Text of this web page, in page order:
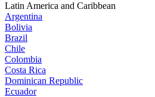
Latin America and Caribbean
Argentina
Bolivia
Brazil
Chile
Colombia
Costa Rica
Dominican Republic
Ecuador